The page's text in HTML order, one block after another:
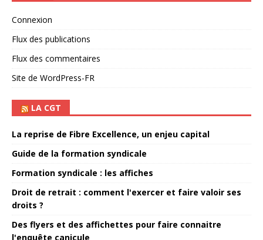
Connexion
Flux des publications
Flux des commentaires
Site de WordPress-FR
LA CGT
La reprise de Fibre Excellence, un enjeu capital
Guide de la formation syndicale
Formation syndicale : les affiches
Droit de retrait : comment l'exercer et faire valoir ses
droits ?
Des flyers et des affichettes pour faire connaitre
l'enquête canicule